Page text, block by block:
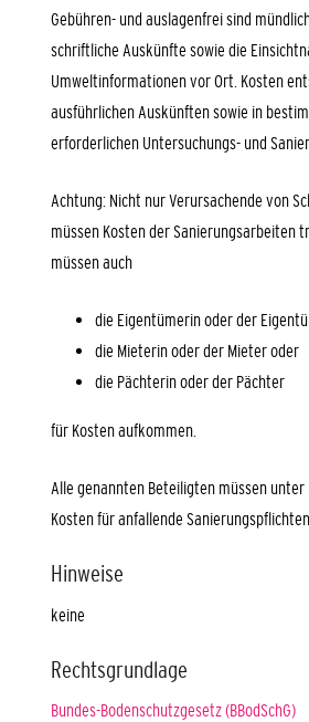
Gebühren- und auslagenfrei sind
schriftliche Auskünfte sowie die
Umweltinformationen vor Ort. Kosten
ausführlichen Auskünften sowie in
erforderlichen Untersuchungs- und
Achtung: Nicht nur Verursachende von
müssen Kosten der Sanierungsarbeiten
müssen auch
die Eigentümerin oder der
die Mieterin oder der Mieter oder
die Pächterin oder der Pächter
für Kosten aufkommen.
Alle genannten Beteiligten müssen unter
Kosten für anfallende
Hinweise
keine
Rechtsgrundlage
Bundes-Bodenschutzgesetz (BBodSchG)